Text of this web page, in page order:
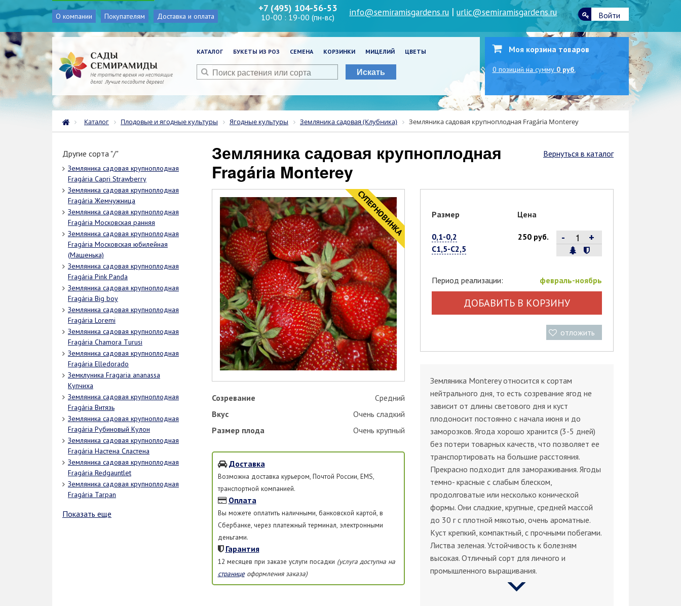
О компании Покупателям Доставка и оплата
+7 (495) 104-56-53
10-00 : 19-00 (пн-вс) info@semiramisgardens.ru |urlic@semiramisgardens.ru Войти
КАТАЛОГ БУКЕТЫ ИЗ РОЗ СЕМЕНА КОРЗИНКИ МИЦЕЛИЙ ЦВЕТЫ
Искать
Моя корзина товаров
0 позиций на сумму 0 руб.
Каталог Плодовые и ягодные культуры Ягодные культуры Земляника садовая (Клубника) Земляника садовая крупноплодная Fragária Monterey
Другие сорта "/"
Земляника садовая крупноплодная
Fragária Capri Strawberry
Земляника садовая крупноплодная
Fragária Жемчужница
Земляника садовая крупноплодная
Fragária Московская ранняя
Земляника садовая крупноплодная
Fragária Московская юбилейная
(Машенька)
Земляника садовая крупноплодная
Fragária Pink Panda
Земляника садовая крупноплодная
Fragária Big boy
Земляника садовая крупноплодная
Fragária Loremi
Земляника садовая крупноплодная
Fragária Сhamora Тurusi
Земляника садовая крупноплодная
Fragária Elledorado
Земклуника Fragaria ananassa
Купчиха
Земляника садовая крупноплодная
Fragária Витязь
Земляника садовая крупноплодная
Fragária Рубиновый Кулон
Земляника садовая крупноплодная
Fragária Настена Сластена
Земляника садовая крупноплодная
Fragária Redgauntlet
Земляника садовая крупноплодная
Fragária Tarpan
Показать еще
Вернуться в каталог
Земляника садовая крупноплодная
Fragária Monterey
CУПЕРНОВИНКА
Созревание
Средний
Вкус
Очень сладкий
Размер плода
Очень крупный
Доставка
Возможна доставка курьером, Почтой России, EMS,
транспортной компанией.
Оплата
Вы можете оплатить наличными, банковской картой, в
Сбербанке, через платежный терминал, электронными
деньгами.
Гарантия
12 месяцев при заказе услуги посадки (услуга доступна на
страницеоформления заказа)
Размер Цена
0,1-0,2
С1,5-С2,5
250 руб. - +
Период реализации: февраль-ноябрь
ДОБАВИТЬ В КОРЗИНУ
отложить
Земляника Monterey относится к сортам
нейтрального дня, то есть созревание ягод не
зависит от длины светового дня и куст
плодоносит постоянно с начала июня и до
заморозков. Ягода хорошо хранится (3-5 дней)
без потери товарных качеств, что позволяет ее
транспортировать на большие расстояния.
Прекрасно подходит для замораживания. Ягоды
темно- красные с слабым блеском,
продолговатые или несколько конической
формы. Они сладкие, крупные, средней массой
до 30 г с плотной мякотью, очень ароматные.
Куст крепкий, компактный, с прочными побегами.
Листва зеленая. Устойчивость к болезням
высокая. Отличный сорт для личного и
промышленного выращивания.